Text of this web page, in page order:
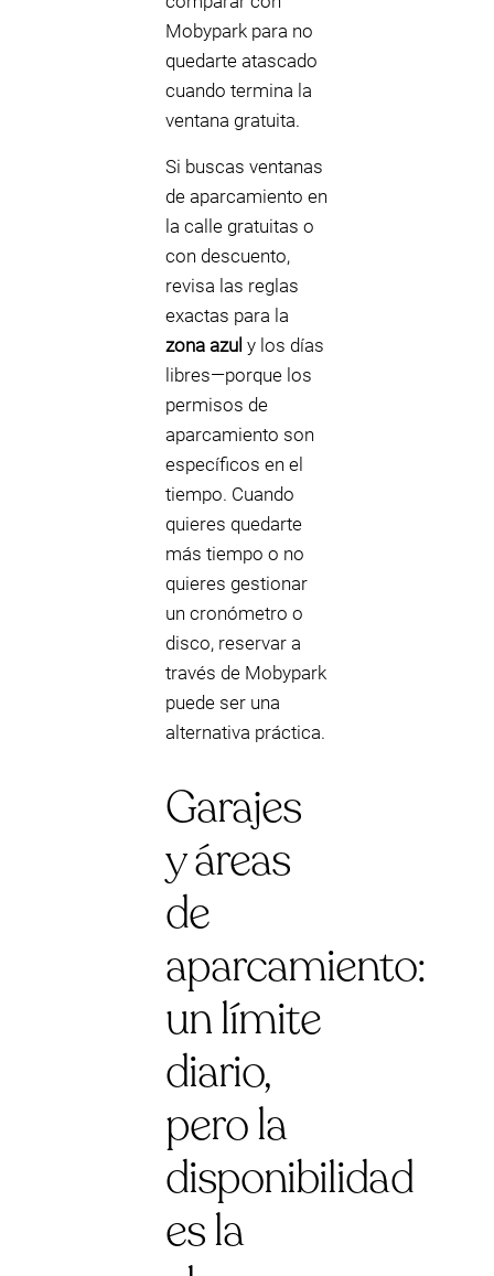
Mobypark para no
quedarte atascado
cuando termina la
ventana gratuita.
Si buscas ventanas
de aparcamiento en
la calle gratuitas o
con descuento,
revisa las reglas
exactas para la
zona azul y los días
libres—porque los
permisos de
aparcamiento son
específicos en el
tiempo. Cuando
quieres quedarte
más tiempo o no
quieres gestionar
un cronómetro o
disco, reservar a
través de Mobypark
puede ser una
alternativa práctica.
Garajes
y áreas
de
aparcamiento:
un límite
diario,
pero la
disponibilidad
es la